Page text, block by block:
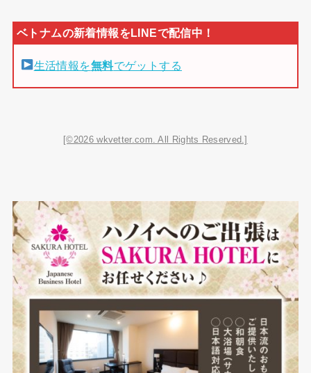
生活情報を無料でゲットする
[©2026 wkvetter.com. All Rights Reserved.]